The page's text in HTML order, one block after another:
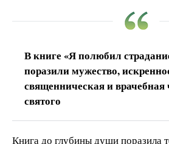
В книге «Я полюбил
поразили мужество,
священническая и врачебная
святого
Книга до глубины души поразила